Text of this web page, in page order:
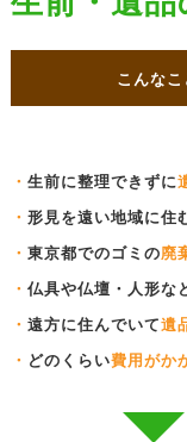
こんな
・ 生前に整理できずに
・ 形見を遠い地域に住
・ 東京都でのゴミの廃
・ 仏具や仏壇・人形な
・ 遠方に住んでいて遺
・ どのくらい費用がか